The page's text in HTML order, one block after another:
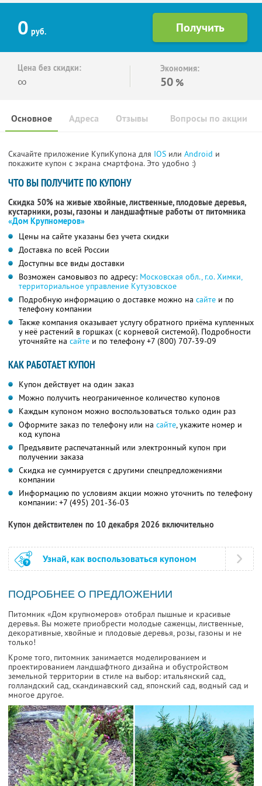
0 руб.
Цена без скидки:
∞
Экономия:
50 %
Основное Отзывы Вопросы по акции
Адреса
Скачайте приложение КупиКупона для IOS или Android и
покажите купон с экрана смартфона. Это удобно :)
ЧТО ВЫ ПОЛУЧИТЕ ПО КУПОНУ
Скидка 50% на живые хвойные, лиственные, плодовые деревья,
кустарники, розы, газоны и ландшафтные работы от питомника
«Дом Крупномеров»
Цены на сайте указаны без учета скидки
Доставка по всей России
Доступны все виды доставки
Возможен самовывоз по адресу: Московская обл., г.о. Химки,
территориальное управление Кутузовское
Подробную информацию о доставке можно на сайте и по
телефону компании
Также компания оказывает услугу обратного приёма купленных
у неё растений в горшках (с корневой системой). Подробности
уточняйте на сайте и по телефону+7 (800) 707-39-09
КАК РАБОТАЕТ КУПОН
Купон действует на один заказ
Можно получить неограниченное количество купонов
Каждым купоном можно воспользоваться только один раз
Оформите заказ по телефону или на сайте, укажите номер и
код купона
Предъявите распечатанный или электронный купон при
получении заказа
Скидка не суммируется с другими спецпредложениями
компании
Информацию по условиям акции можно уточнить по телефону
компании: +7 (495) 201-36-03
Купон действителен по 10 декабря 2026 включительно
Узнай, как воспользоваться купоном
ПОДРОБНЕЕ О ПРЕДЛОЖЕНИИ
Питомник «Дом крупномеров» отобрал пышные и красивые
деревья. Вы можете приобрести молодые саженцы, лиственные,
декоративные, хвойные и плодовые деревья, розы, газоны и не
только!
Кроме того, питомник занимается моделированием и
проектированием ландшафтного дизайна и обустройством
земельной территории в стиле на выбор: итальянский сад,
голландский сад, скандинавский сад, японский сад, водный сад и
многое другое.